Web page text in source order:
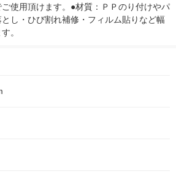
使用頂けます。●材質：ＰＰのり付けやパ
し・ひび割れ補修・フィルム貼りなど幅
。